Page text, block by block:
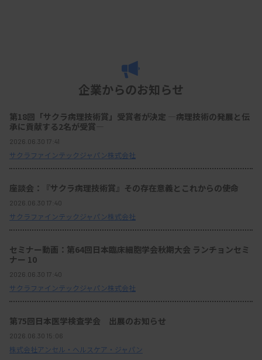
企業からのお知らせ
第18回「サクラ病理技術賞」受賞者が決定 ―病理技術の発展と伝
承に貢献する2名が受賞―
2026.06.30 17:41
サクラファインテックジャパン株式会社
座談会：『サクラ病理技術賞』その存在意義とこれからの使命
2026.06.30 17:40
サクラファインテックジャパン株式会社
セミナー動画：第64回日本臨床細胞学会秋期大会 ランチョンセミ
ナー 10
2026.06.30 17:40
サクラファインテックジャパン株式会社
第75回日本医学検査学会 出展のお知らせ
2026.06.30 15:06
株式会社アンセル・ヘルスケア・ジャパン